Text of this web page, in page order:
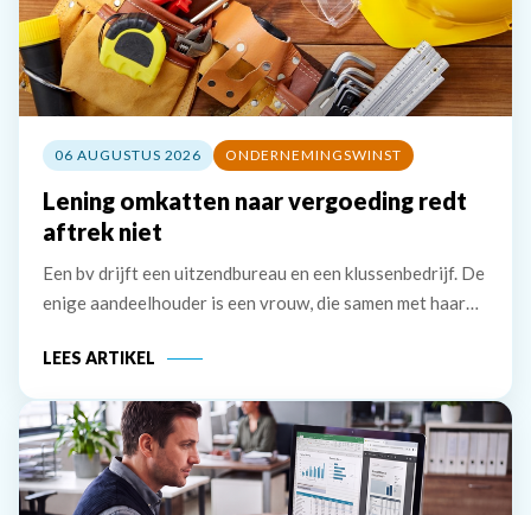
06 AUGUSTUS 2026 ONDERNEMINGSWINST
Lening omkatten naar vergoeding redt
aftrek niet
Een bv drijft een uitzendbureau en een klussenbedrijf. De
enige aandeelhouder is een vrouw, die samen met haar
zij in 2020 wil afwaarderen. De eerste vordering van
LEES ARTIKEL